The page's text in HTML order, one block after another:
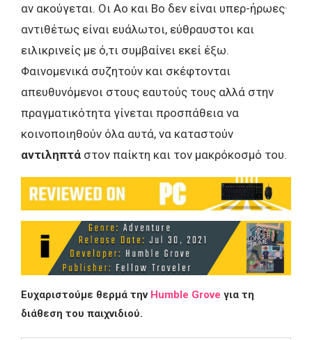
αν ακούγεται. Οι Ao και Bo δεν είναι υπερ-ήρωες·
αντιθέτως είναι ευάλωτοι, εύθραυστοι και
ειλικρινείς με ό,τι συμβαίνει εκεί έξω.
Φαινομενικά συζητούν και σκέφτονται
απευθυνόμενοι στους εαυτούς τους αλλά στην
πραγματικότητα γίνεται προσπάθεια να
κοινοποιηθούν όλα αυτά, να καταστούν
αντιληπτά στον παίκτη και τον μακρόκοσμό του.
Ευχαριστούμε θερμά την Humble Grove για τη
διάθεση του παιχνιδιού.